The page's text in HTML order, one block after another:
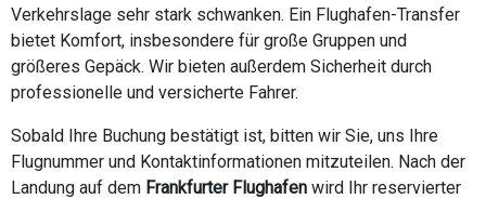
Verkehrslage sehr stark schwanken. Ein Flughafen-Transfer
bietet Komfort, insbesondere für große Gruppen und
größeres Gepäck. Wir bieten außerdem Sicherheit durch
professionelle und versicherte Fahrer.
Sobald Ihre Buchung bestätigt ist, bitten wir Sie, uns Ihre
Flugnummer und Kontaktinformationen mitzuteilen. Nach der
Landung auf dem Frankfurter Flughafen wird Ihr reservierter